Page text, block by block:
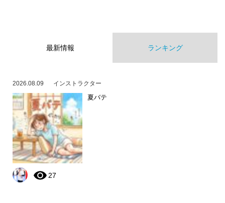
最新情報 ランキング
2026.08.09 インストラクター
夏バテ
27